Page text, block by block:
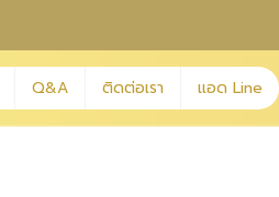
Q&A ติดต่อเรา แอด Line